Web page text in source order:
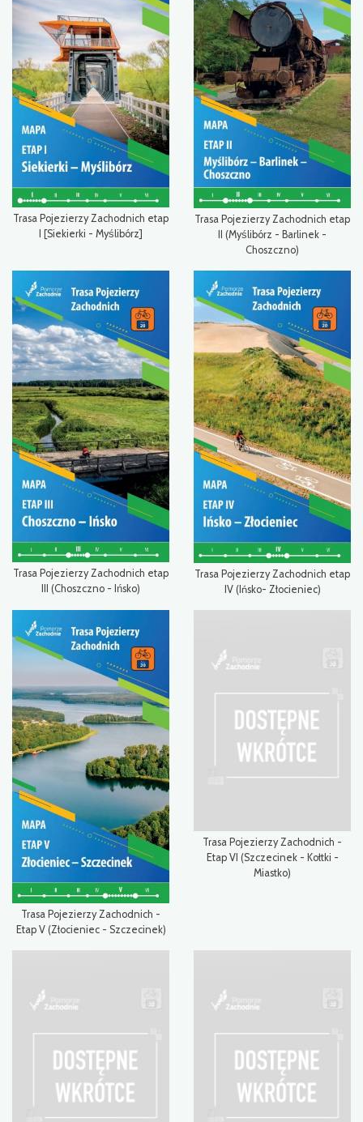
Trasa Pojezierzy Zachodnich etap
I [Siekierki - Myślibórz]
Trasa Pojezierzy Zachodnich etap
II (Myślibórz - Barlinek -
Choszczno)
Trasa Pojezierzy Zachodnich etap
III (Choszczno - Ińsko)
Trasa Pojezierzy Zachodnich etap
IV (Ińsko- Złocieniec)
Trasa Pojezierzy Zachodnich -
Etap V (Złocieniec - Szczecinek)
Trasa Pojezierzy Zachodnich -
Etap VI (Szczecinek - Kołtki -
Miastko)